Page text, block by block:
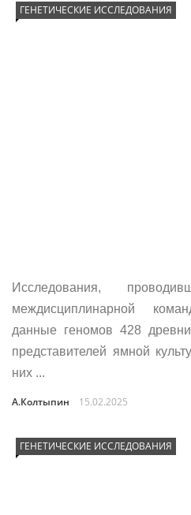
ГЕНЕТИЧЕСКИЕ ИССЛЕДОВАНИЯ
Исследования,
междисциплинарной
данные геномов 428
представителей ямной
них ...
А.Колтыпин 15.02.2025
ГЕНЕТИЧЕСКИЕ ИССЛЕДОВАНИЯ